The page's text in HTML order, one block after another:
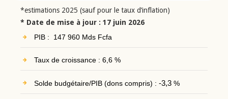
*estimations 2025 (sauf pour le taux d’inflation)
* Date de mise à jour : 17 juin 2026
PIB : 147 960 Mds Fcfa
Taux de croissance : 6,6 %
Solde budgétaire/PIB (dons compris) : -3,3%